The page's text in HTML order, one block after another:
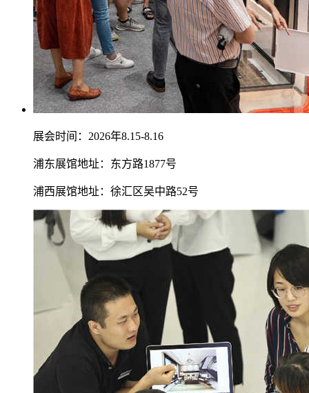
展会时间：2026年8.15-8.16
浦东展馆地址：东方路1877号
浦西展馆地址：徐汇区吴中路52号